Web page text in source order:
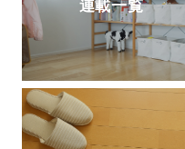
連載一覧